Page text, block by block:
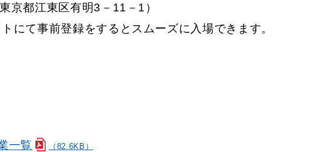
京都江東区有明3－11－1）
にて事前登録をするとスムーズに入場できます。
一覧 （82.6KB）